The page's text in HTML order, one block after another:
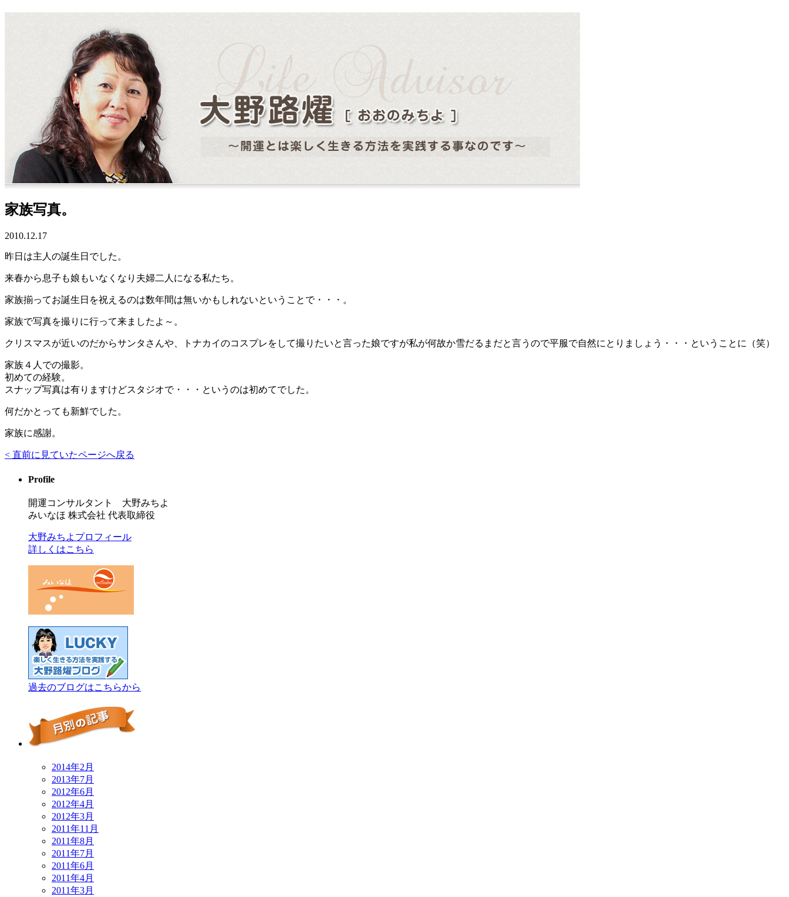
家族写真。
2010.12.17
昨日は主人の誕生日でした。
来春から息子も娘もいなくなり夫婦二人になる私たち。
家族揃ってお誕生日を祝えるのは数年間は無いかもしれないということで・・・。
家族で写真を撮りに行って来ましたよ～。
クリスマスが近いのだからサンタさんや、トナカイのコスプレをして撮りたいと言った娘ですが私が何故か雪だるまだと言うので平服で自然にとりましょう・・・ということに（笑）
家族４人での撮影。
初めての経験。
スナップ写真は有りますけどスタジオで・・・というのは初めてでした。
何だかとっても新鮮でした。
家族に感謝。
< 直前に見ていたページへ戻る
Profile
開運コンサルタント 大野みちよ
みいなほ 株式会社 代表取締役
大野みちよプロフィール
詳しくはこちら
過去のブログはこちらから
2014年2月
2013年7月
2012年6月
2012年4月
2012年3月
2011年11月
2011年8月
2011年7月
2011年6月
2011年4月
2011年3月